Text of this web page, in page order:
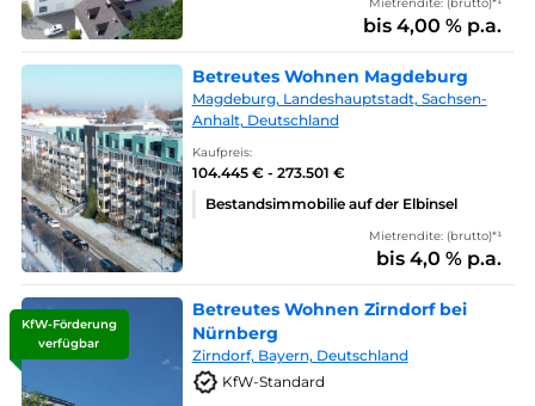
bis 4,00 % p.a.
Betreutes Wohnen Magdeburg
Magdeburg, Landeshauptstadt, Sachsen-
Anhalt, Deutschland
Kaufpreis:
104.445 € - 273.501 €
Bestandsimmobilie auf der Elbinsel
Mietrendite: (brutto)*¹
bis 4,0 % p.a.
KfW-Förderung
verfügbar
Betreutes Wohnen Zirndorf bei
Nürnberg
Zirndorf, Bayern, Deutschland
KfW-Standard